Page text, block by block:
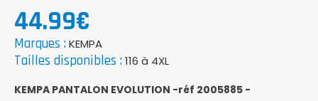
44.99€
Marques :KEMPA
Tailles disponibles :116 à 4XL
KEMPA PANTALON EVOLUTION -réf 2005885 -